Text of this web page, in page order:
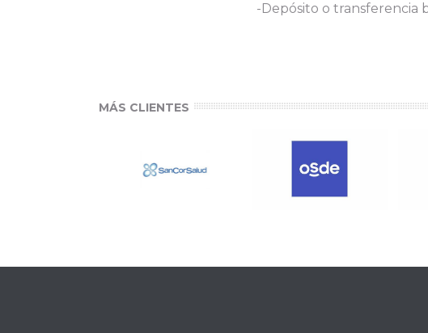
-Depósito o transferencia
MÁS CLIENTES